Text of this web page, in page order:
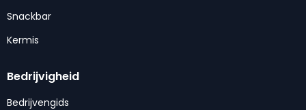
Snackbar
Kermis
Bedrijvigheid
Bedrijvengids